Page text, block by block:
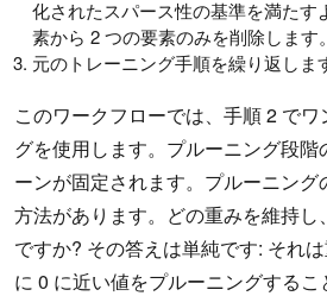
化されたスパース性の基準を満たす
素から 2 つの要素のみを削除します。
元のトレーニング手順を繰り返しま
このワークフローでは、手順 2 で
グを使用します。プルーニング段階
ーンが固定されます。プルーニン
方法があります。どの重みを維持し
ですか? その答えは単純です: それ
に 0 に近い値をプルーニングするこ